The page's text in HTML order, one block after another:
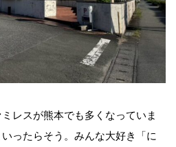
レスが熊本でも多くなっていま
ったらそう。みんな大好き「に